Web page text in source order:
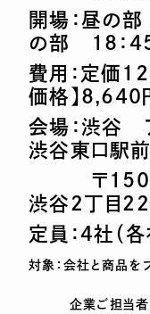
開場：昼の
の部 18：
費用：定価
価格】8,640
会場：渋谷
渋谷東口駅
〒150-
渋谷２丁目２
定員：４社（
対象：会社と商品を
企業ご担当者